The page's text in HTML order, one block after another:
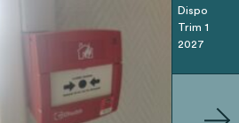
Dispo
Trim 1
2027